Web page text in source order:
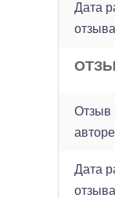
Дата
Отзыв
Дата